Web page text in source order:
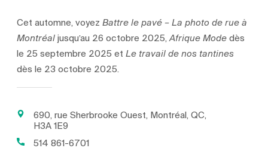
Cet automne, voyezBattre le pavé – La photo de rue à
Montréal jusqu’au 26 octobre 2025,Afrique Mode dès
le 25 septembre 2025 etLe travail de nos tantines
dès le 23 octobre 2025.
690, rue Sherbrooke Ouest, Montréal, QC,
H3A 1E9
514 861-6701